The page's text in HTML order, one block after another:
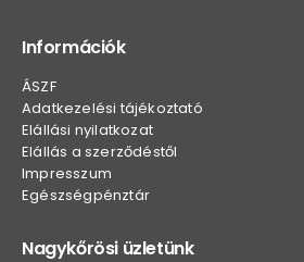
Információk
ÁSZF
Adatkezelési tájékoztató
Elállási nyilatkozat
Elállás a szerződéstől
Impresszum
Egészségpénztár
Nagykőrösi üzletünk